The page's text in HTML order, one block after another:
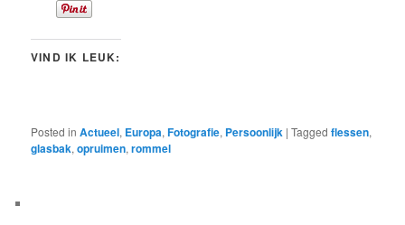
VIND IK LEUK:
Posted in Actueel, Europa,Fotografie, Persoonlijk |Tagged flessen,
glasbak,opruimen,rommel